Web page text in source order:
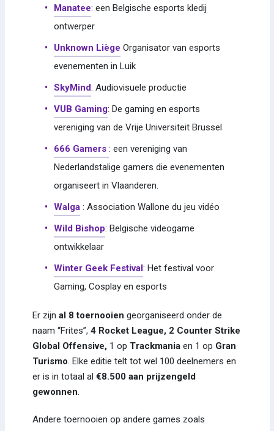
Manatee: een Belgische esports kledij
ontwerper
Unknown Liège Organisator van esports
evenementen in Luik
SkyMind: Audiovisuele productie
VUB Gaming: De gaming en esports
vereniging van de Vrije Universiteit Brussel
666 Gamers : een vereniging van
Nederlandstalige gamers die evenementen
organiseert in Vlaanderen.
Walga: Association Wallone du jeu vidéo
Wild Bishop: Belgische videogame
ontwikkelaar
Winter Geek Festival: Het festival voor
Gaming, Cosplay en esports
Er zijn al 8 toernooien georganiseerd onder de
naam “Frites”, 4 Rocket League, 2 Counter Strike
Global Offensive,1 op Trackmaniaen 1 op Gran
Turismo. Elke editie telt tot wel 100 deelnemers en
er is in totaal al €8.500 aan prijzengeld
gewonnen.
Andere toernooien op andere games zoals